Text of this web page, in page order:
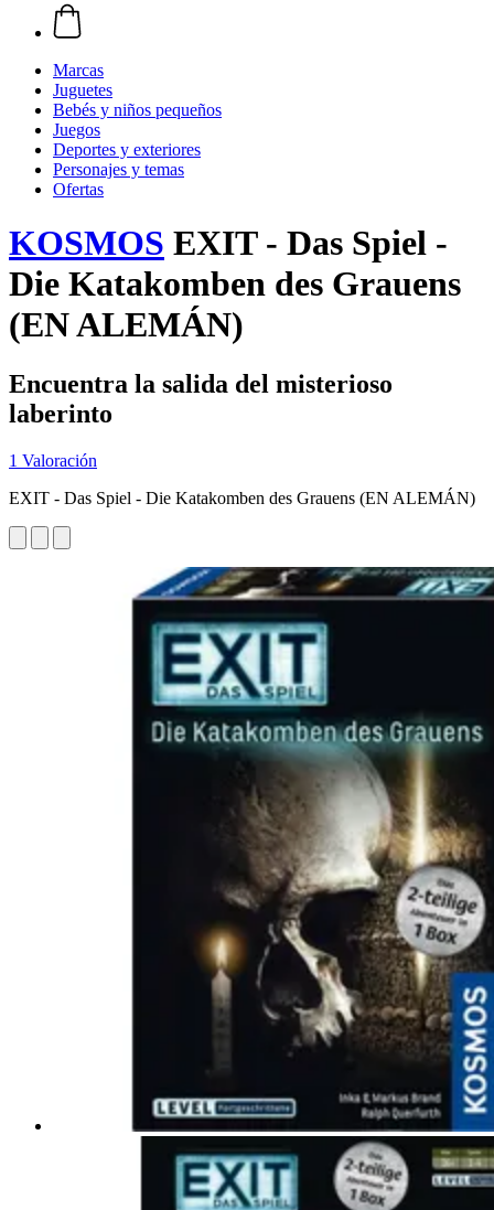
Marcas
Juguetes
Bebés y niños pequeños
Juegos
Deportes y exteriores
Personajes y temas
Ofertas
KOSMOS EXIT - Das Spiel -
Die Katakomben des Grauens
(EN ALEMÁN)
Encuentra la salida del misterioso
laberinto
1 Valoración
EXIT - Das Spiel - Die Katakomben des Grauens (EN ALEMÁN)